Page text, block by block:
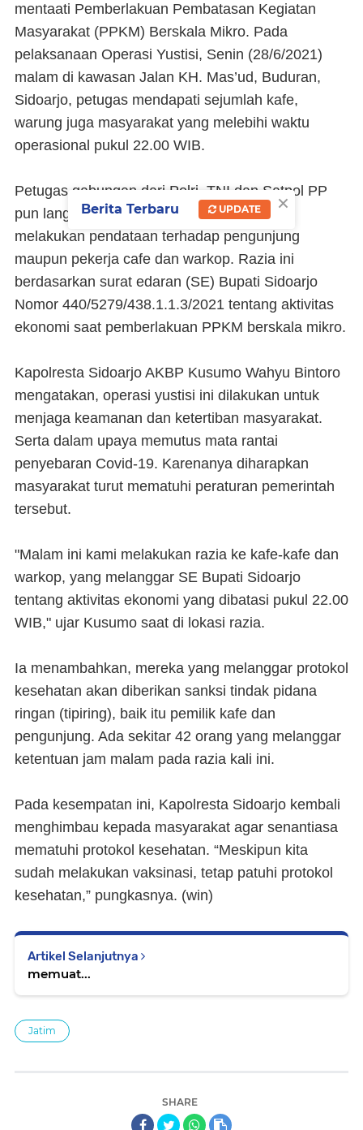
mentaati Pemberlakuan Pembatasan Kegiatan
Masyarakat (PPKM) Berskala Mikro. Pada
pelaksanaan Operasi Yustisi, Senin (28/6/2021)
malam di kawasan Jalan KH. Mas’ud, Buduran,
Sidoarjo, petugas mendapati sejumlah kafe,
warung juga masyarakat yang melebihi waktu
operasional pukul 22.00 WIB.
Petugas gabungan dari Polri, TNI dan Satpol PP
pun langsung melakukan penertiban, dan
melakukan pendataan terhadap pengunjung
maupun pekerja cafe dan warkop. Razia ini
berdasarkan surat edaran (SE) Bupati Sidoarjo
Nomor 440/5279/438.1.1.3/2021 tentang aktivitas
ekonomi saat pemberlakuan PPKM berskala mikro.
Kapolresta Sidoarjo AKBP Kusumo Wahyu Bintoro
mengatakan, operasi yustisi ini dilakukan untuk
menjaga keamanan dan ketertiban masyarakat.
Serta dalam upaya memutus mata rantai
penyebaran Covid-19. Karenanya diharapkan
masyarakat turut mematuhi peraturan pemerintah
tersebut.
"Malam ini kami melakukan razia ke kafe-kafe dan
warkop, yang melanggar SE Bupati Sidoarjo
tentang aktivitas ekonomi yang dibatasi pukul 22.00
WIB," ujar Kusumo saat di lokasi razia.
Ia menambahkan, mereka yang melanggar protokol
kesehatan akan diberikan sanksi tindak pidana
ringan (tipiring), baik itu pemilik kafe dan
pengunjung. Ada sekitar 42 orang yang melanggar
ketentuan jam malam pada razia kali ini.
Pada kesempatan ini, Kapolresta Sidoarjo kembali
menghimbau kepada masyarakat agar senantiasa
mematuhi protokol kesehatan. “Meskipun kita
sudah melakukan vaksinasi, tetap patuhi protokol
kesehatan,” pungkasnya. (win)
Artikel Selanjutnya
memuat...
Jatim
SHARE
×
Berita Terbaru UPDATE